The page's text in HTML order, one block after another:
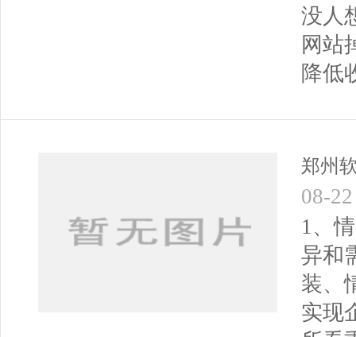
没人
网站
降低
郑州
08-22
1、
异和
装、
实现